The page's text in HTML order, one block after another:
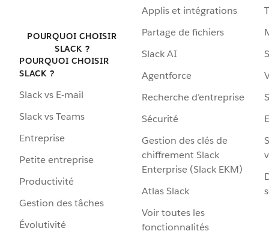
POURQUOI CHOISIR
SLACK ?
POURQUOI CHOISIR
SLACK ?
Slack vs E-mail
Slack vs Teams
Entreprise
Petite entreprise
Productivité
Gestion des tâches
Évolutivité
Applis et intégrations
Partage de fichiers
Slack AI
Agentforce
Recherche d’entreprise
Sécurité
Gestion des clés de
chiffrement Slack
Enterprise (Slack EKM)
Atlas Slack
Voir toutes les
fonctionnalités